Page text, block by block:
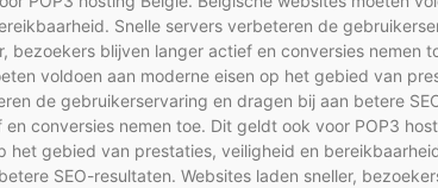
Snelle servers verbeteren de
bezoekers blijven langer actief en conversies nemen
voldoen aan moderne eisen op het gebied van
de gebruikerservaring en dragen bij aan betere
conversies nemen toe. Dit geldt ook voor POP3
het gebied van prestaties, veiligheid en
SEO-resultaten. Websites laden sneller,